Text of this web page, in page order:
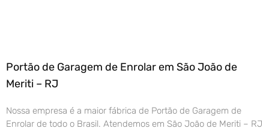
Portão de Garagem de Enrolar em São João de
Meriti – RJ
Nossa empresa é a maior fábrica de Portão de Garagem de
Enrolar de todo o Brasil. Atendemos em São João de Meriti – RJ